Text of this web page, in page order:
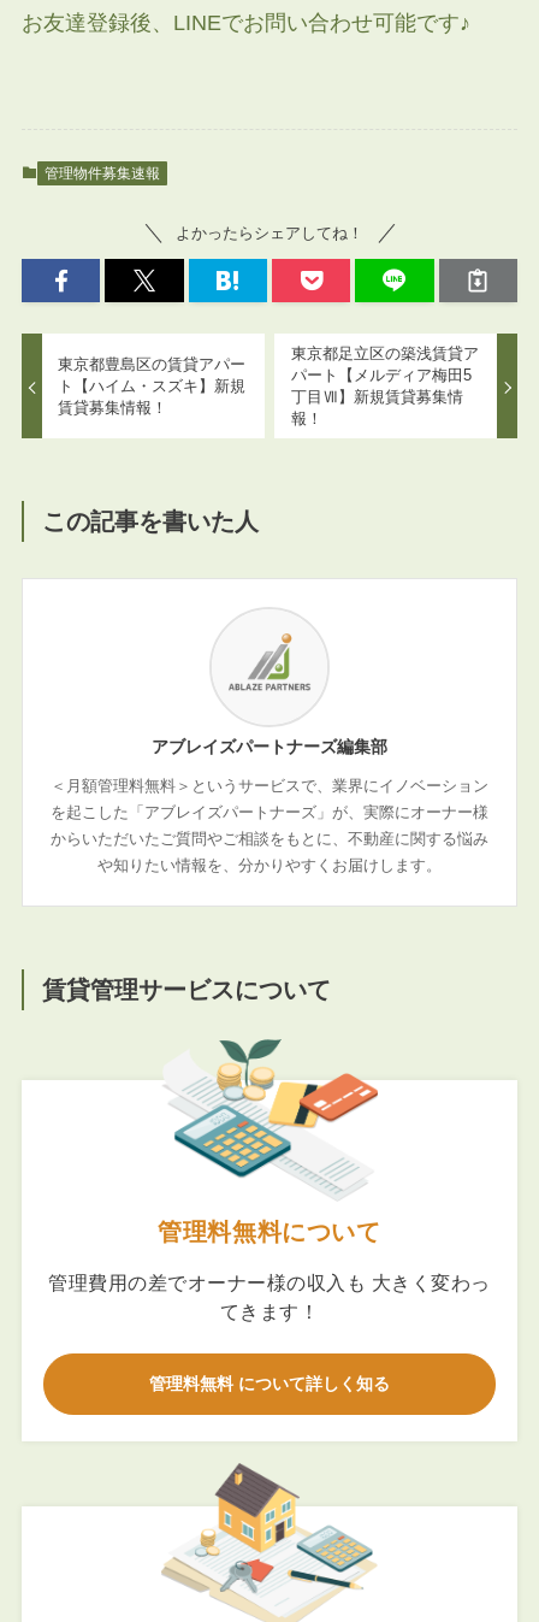
お友達登録後、LINEでお問い合わせ可能です♪
管理物件募集速報
よかったらシェアしてね！
東京都豊島区の賃貸アパー
ト【ハイム・スズキ】新規
賃貸募集情報！
東京都足立区の築浅賃貸ア
パート【メルディア梅田5
丁目Ⅶ】新規賃貸募集情
報！
この記事を書いた人
アブレイズパートナーズ編集部
＜月額管理料無料＞というサービスで、業界にイノベーション
を起こした「アブレイズパートナーズ」が、実際にオーナー様
からいただいたご質問やご相談をもとに、不動産に関する悩み
や知りたい情報を、分かりやすくお届けします。
賃貸管理サービスについて
管理料無料について
管理費用の差でオーナー様の収入も 大きく変わっ
てきます！
管理料無料 について詳しく知る